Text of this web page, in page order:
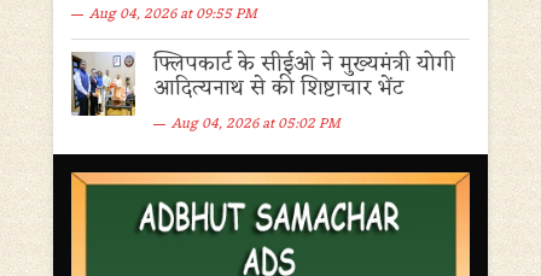
Aug 04, 2026 at 09:55 PM
फ्लिपकार्ट के सीईओ ने मुख्यमंत्री योगी
आदित्यनाथ से की शिष्टाचार भेंट
Aug 04, 2026 at 05:02 PM